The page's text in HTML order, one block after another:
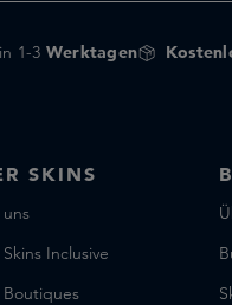
1-3 Werktagen
SKINS
Inclusive
Boutiques